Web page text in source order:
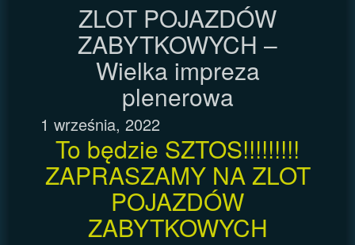
ZLOT POJAZDÓW
ZABYTKOWYCH –
Wielka impreza
plenerowa
1 września, 2022
To będzie SZTOS!!!!!!!!!
ZAPRASZAMY NA ZLOT
POJAZDÓW
ZABYTKOWYCH